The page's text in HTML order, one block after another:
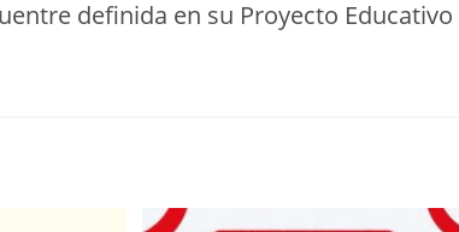
definida en su Proyecto Educativo